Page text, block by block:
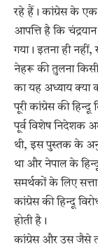
रहे हैं। कांग्रेस के एक
आपत्ति है कि
गया। इतना ही
नेहरू की तुलना
का यह अध्याय क्या
पूरी कांग्रेस की हिन्दू
पूर्व विशेष निदेशक
थी, इस पुस्तक के
था और नेपाल के
समर्थकों के लिए
कांग्रेस की हिन्दू
होती है।
कांग्रेस और उस जैसे